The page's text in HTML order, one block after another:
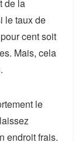
de la
le taux de
cent soit
Mais, cela
le
endroit frais.